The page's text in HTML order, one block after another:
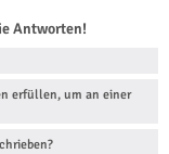
Antworten!
erfüllen, um an einer